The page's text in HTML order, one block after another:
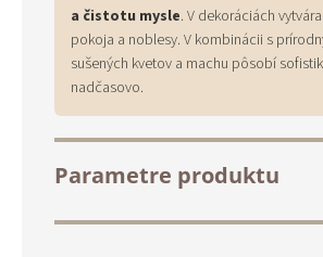
a čistotu mysle. V dekoráciách
pokoja a noblesy. V kombinácii s
sušených kvetov a machu pôsobí
nadčasovo.
Parametre produktu